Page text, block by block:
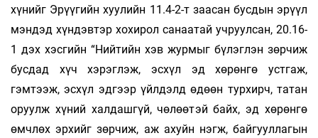
хүнийг Эрүүгийн хуулийн 11.4-2-т заасан бусдын эрүүл
мэндэд хүндэвтэр хохирол санаатай учруулсан, 20.16-
1 дэх хэсгийн “Нийтийн хэв журмыг бүлэглэн зөрчиж
бусдад хүч хэрэглэж, эсхүл эд хөрөнгө устгаж,
гэмтээж, эсхүл эдгээр үйлдэлд өдөөн турхирч, татан
оруулж хүний халдашгүй, чөлөөтэй байх, эд хөрөнгө
өмчлөх эрхийг зөрчиж, аж ахуйн нэгж, байгууллагын